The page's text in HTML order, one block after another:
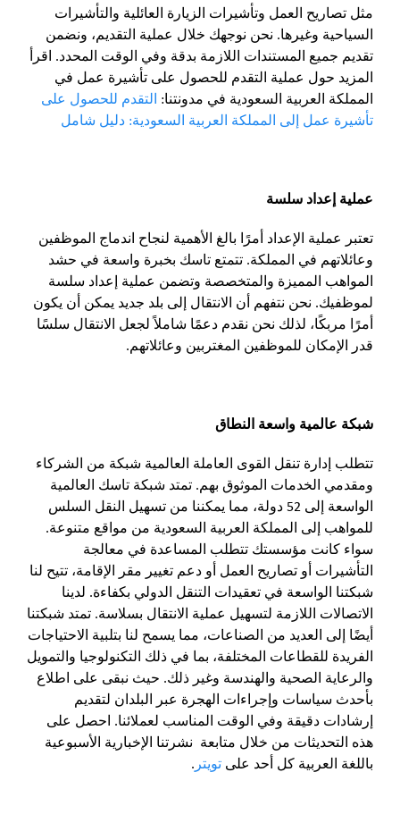
مثل تصاريح العمل وتأشيرات الزيارة العائلية والتأشيرات
السياحية وغيرها. نحن نوجهك خلال عملية التقديم، ونضمن
تقديم جميع المستندات اللازمة بدقة وفي الوقت المحدد. اقرأ
المزيد حول عملية التقدم للحصول على تأشيرة عمل في
المملكة العربية السعودية في مدونتنا: التقدم للحصول على
تأشيرة عمل إلى المملكة العربية السعودية: دليل شامل
عملية إعداد سلسة
تعتبر عملية الإعداد أمرًا بالغ الأهمية لنجاح اندماج الموظفين
وعائلاتهم في المملكة. تتمتع تاسك بخبرة واسعة في حشد
المواهب المميزة والمتخصصة وتضمن عملية إعداد سلسة
لموظفيك. نحن نتفهم أن الانتقال إلى بلد جديد يمكن أن يكون
أمرًا مربكًا، لذلك نحن نقدم دعمًا شاملاً لجعل الانتقال سلسًا
قدر الإمكان للموظفين المغتربين وعائلاتهم.
شبكة عالمية واسعة النطاق
تتطلب إدارة تنقل القوى العاملة العالمية شبكة من الشركاء
ومقدمي الخدمات الموثوق بهم. تمتد شبكة تاسك العالمية
الواسعة إلى 52 دولة، مما يمكننا من تسهيل النقل السلس
للمواهب إلى المملكة العربية السعودية من مواقع متنوعة.
سواء كانت مؤسستك تتطلب المساعدة في معالجة
التأشيرات أو تصاريح العمل أو دعم تغيير مقر الإقامة، تتيح لنا
شبكتنا الواسعة في تعقيدات التنقل الدولي بكفاءة. لدينا
الاتصالات اللازمة لتسهيل عملية الانتقال بسلاسة. تمتد شبكتنا
أيضًا إلى العديد من الصناعات، مما يسمح لنا بتلبية الاحتياجات
الفريدة للقطاعات المختلفة، بما في ذلك التكنولوجيا والتمويل
والرعاية الصحية والهندسة وغير ذلك. حيث نبقى على اطلاع
بأحدث سياسات وإجراءات الهجرة عبر البلدان لتقديم
إرشادات دقيقة وفي الوقت المناسب لعملائنا. احصل على
هذه التحديثات من خلال متابعة نشرتنا الإخبارية الأسبوعية
باللغة العربية كل أحد على تويتر .